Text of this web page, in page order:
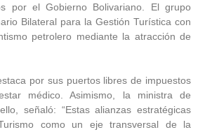
por el Gobierno Bolivariano. El grupo
Bilateral para la Gestión Turística con
petrolero mediante la atracción de
por sus puertos libres de impuestos
médico. Asimismo, la ministra de
señaló: “Estas alianzas estratégicas
como un eje transversal de la